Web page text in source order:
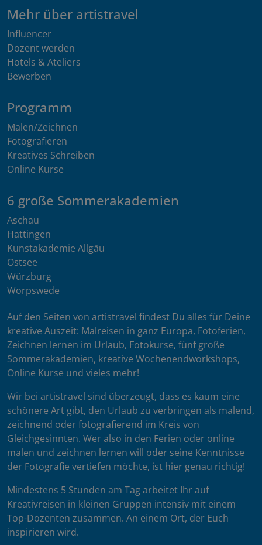
Mehr über artistravel
Influencer
Dozent werden
Hotels & Ateliers
Bewerben
Programm
Malen/Zeichnen
Fotografieren
Kreatives Schreiben
Online Kurse
6 große Sommerakademien
Aschau
Hattingen
Kunstakademie Allgäu
Ostsee
Würzburg
Worpswede
Auf den Seiten von artistravel findest Du alles für Deine
kreative Auszeit: Malreisen in ganz Europa, Fotoferien,
Zeichnen lernen im Urlaub, Fotokurse, fünf große
Sommerakademien, kreative Wochenendworkshops,
Online Kurse und vieles mehr!
Wir bei artistravel sind überzeugt, dass es kaum eine
schönere Art gibt, den Urlaub zu verbringen als malend,
zeichnend oder fotografierend im Kreis von
Gleichgesinnten. Wer also in den Ferien oder online
malen und zeichnen lernen will oder seine Kenntnisse
der Fotografie vertiefen möchte, ist hier genau richtig!
Mindestens 5 Stunden am Tag arbeitet Ihr auf
Kreativreisen in kleinen Gruppen intensiv mit einem
Top-Dozenten zusammen. An einem Ort, der Euch
inspirieren wird.